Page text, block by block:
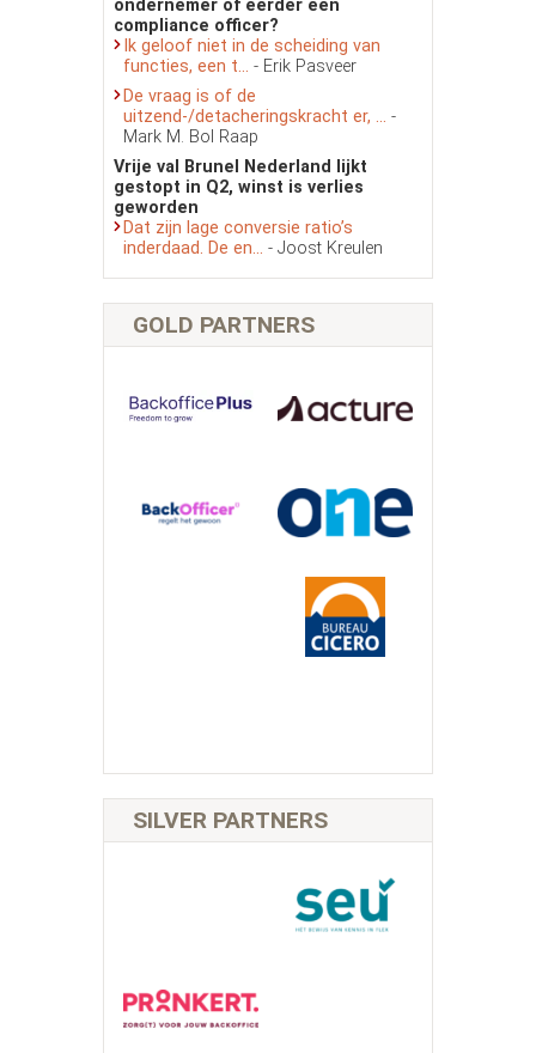
ondernemer of eerder een
compliance officer?
Ik geloof niet in de scheiding van
functies, een t... - Erik Pasveer
De vraag is of de
uitzend-/detacheringskracht er, ... -
Mark M. Bol Raap
Vrije val Brunel Nederland lijkt
gestopt in Q2, winst is verlies
geworden
Dat zijn lage conversie ratio’s
inderdaad. De en... - Joost Kreulen
GOLD PARTNERS
SILVER PARTNERS